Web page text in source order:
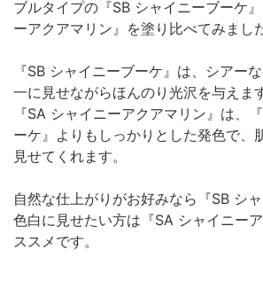
ブルタイプの『SB シャイニーブーケ
ーアクアマリン』を塗り比べてみました
『SB シャイニーブーケ』は、シアー
一に見せながらほんのり光沢を与えます
『SA シャイニーアクアマリン』は、
ーケ』よりもしっかりとした発色で、
見せてくれます。
自然な仕上がりがお好みなら『SB シャ
色白に見せたい方は『SA シャイニー
ススメです。